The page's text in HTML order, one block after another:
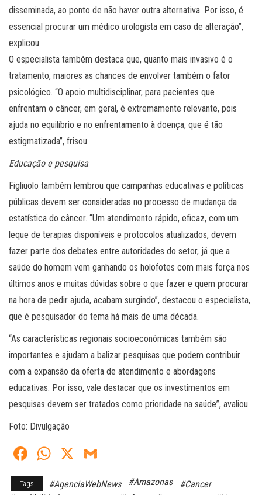
disseminada, ao ponto de não haver outra alternativa. Por isso, é
essencial procurar um médico urologista em caso de alteração”,
explicou.
O especialista também destaca que, quanto mais invasivo é o
tratamento, maiores as chances de envolver também o fator
psicológico. “O apoio multidisciplinar, para pacientes que
enfrentam o câncer, em geral, é extremamente relevante, pois
ajuda no equilíbrio e no enfrentamento à doença, que é tão
estigmatizada”, frisou.
Educação e pesquisa
Figliuolo também lembrou que campanhas educativas e políticas
públicas devem ser consideradas no processo de mudança da
estatística do câncer. “Um atendimento rápido, eficaz, com um
leque de terapias disponíveis e protocolos atualizados, devem
fazer parte dos debates entre autoridades do setor, já que a
saúde do homem vem ganhando os holofotes com mais força nos
últimos anos e muitas dúvidas sobre o que fazer e quem procurar
na hora de pedir ajuda, acabam surgindo”, destacou o especialista,
que é pesquisador do tema há mais de uma década.
“As características regionais socioeconômicas também são
importantes e ajudam a balizar pesquisas que podem contribuir
com a expansão da oferta de atendimento e abordagens
educativas. Por isso, vale destacar que os investimentos em
pesquisas devem ser tratados como prioridade na saúde”, avaliou.
Foto: Divulgação
Fa
ce
W
X
Tags #AgenciaWebNews #Amazonas
#Cancer